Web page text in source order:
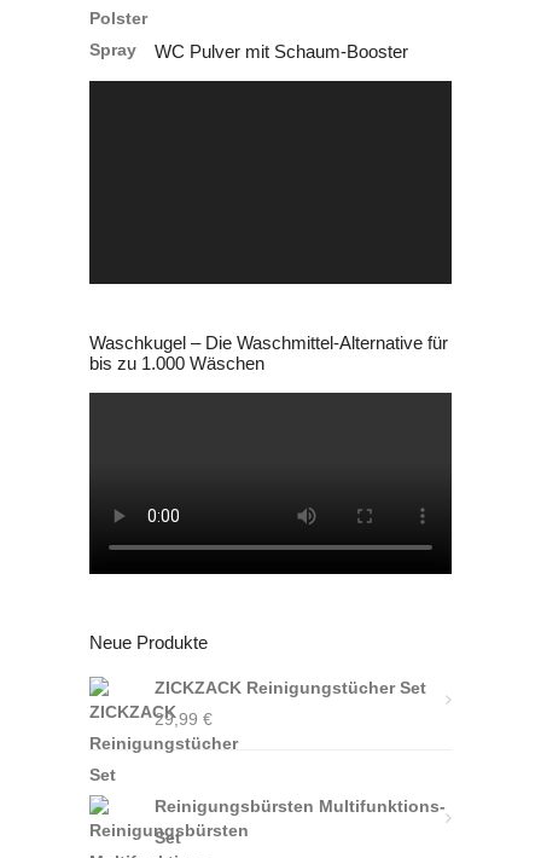
24,90 € 22,99 €.
WC Pulver mit Schaum-Booster
Waschkugel – Die Waschmittel-Alternative für
bis zu 1.000 Wäschen
Neue Produkte
ZICKZACK Reinigungstücher Set
29,99 €
Reinigungsbürsten Multifunktions-
Set